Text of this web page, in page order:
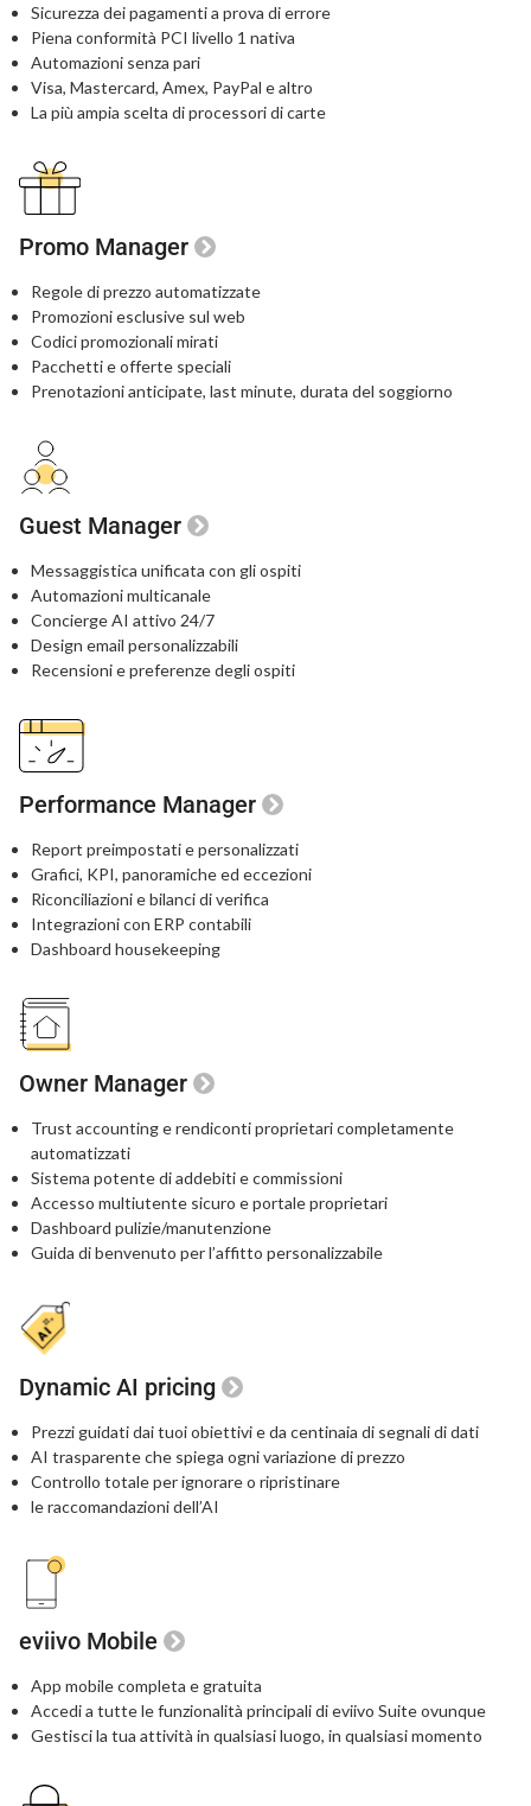
Sicurezza dei pagamenti a prova di errore
Piena conformità PCI livello 1 nativa
Automazioni senza pari
Visa, Mastercard, Amex, PayPal e altro
La più ampia scelta di processori di carte
Promo Manager
Regole di prezzo automatizzate
Promozioni esclusive sul web
Codici promozionali mirati
Pacchetti e offerte speciali
Prenotazioni anticipate, last minute, durata del soggiorno
Guest Manager
Messaggistica unificata con gli ospiti
Automazioni multicanale
Concierge AI attivo 24/7
Design email personalizzabili
Recensioni e preferenze degli ospiti
Performance Manager
Report preimpostati e personalizzati
Grafici, KPI, panoramiche ed eccezioni
Riconciliazioni e bilanci di verifica
Integrazioni con ERP contabili
Dashboard housekeeping
Owner Manager
Trust accounting e rendiconti proprietaricompletamente
automatizzati
Sistema potente di addebiti e commissioni
Accesso multiutente sicuro e portale proprietari
Dashboard pulizie/manutenzione
Guida di benvenuto per l’affitto personalizzabile
Dynamic AI pricing
Prezzi guidati dai tuoi obiettivi e da centinaia di segnali di dati
AI trasparente che spiega ogni variazione di prezzo
Controllo totale per ignorare o ripristinare
le raccomandazioni dell’AI
eviivo Mobile
App mobile completa e gratuita
Accedi a tutte le funzionalità principali di eviivo Suite ovunque
Gestisci la tua attività in qualsiasi luogo, in qualsiasi momento